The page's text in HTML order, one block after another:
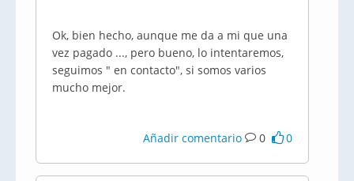
Ok, bien hecho, aunque me da a mi que una
vez pagado ..., pero bueno, lo intentaremos,
seguimos " en contacto", si somos varios
mucho mejor.
Añadir comentario 0 0